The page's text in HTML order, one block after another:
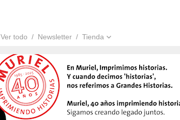
Ver todo Newsletter Tienda